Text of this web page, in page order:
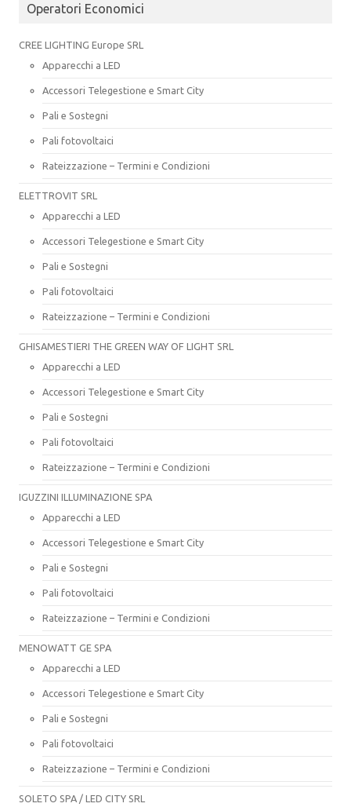
Operatori Economici
CREE LIGHTING Europe SRL
Apparecchi a LED
Accessori Telegestione e Smart City
Pali e Sostegni
Pali fotovoltaici
Rateizzazione – Termini e Condizioni
ELETTROVIT SRL
Apparecchi a LED
Accessori Telegestione e Smart City
Pali e Sostegni
Pali fotovoltaici
Rateizzazione – Termini e Condizioni
GHISAMESTIERI THE GREEN WAY OF LIGHT SRL
Apparecchi a LED
Accessori Telegestione e Smart City
Pali e Sostegni
Pali fotovoltaici
Rateizzazione – Termini e Condizioni
IGUZZINI ILLUMINAZIONE SPA
Apparecchi a LED
Accessori Telegestione e Smart City
Pali e Sostegni
Pali fotovoltaici
Rateizzazione – Termini e Condizioni
MENOWATT GE SPA
Apparecchi a LED
Accessori Telegestione e Smart City
Pali e Sostegni
Pali fotovoltaici
Rateizzazione – Termini e Condizioni
SOLETO SPA / LED CITY SRL